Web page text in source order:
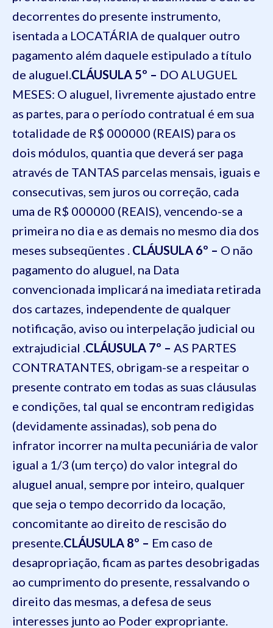
decorrentes do presente instrumento,
isentada a LOCATÁRIA de qualquer outro
pagamento além daquele estipulado a título
de aluguel.CLÁUSULA 5º – DO ALUGUEL
MESES: O aluguel, livremente ajustado entre
as partes, para o período contratual é em sua
totalidade de R$ 000000 (REAIS) para os
dois módulos, quantia que deverá ser paga
através de TANTAS parcelas mensais, iguais e
consecutivas, sem juros ou correção, cada
uma de R$ 000000 (REAIS), vencendo-se a
primeira no dia e as demais no mesmo dia dos
meses subseqüentes . CLÁUSULA 6º – O não
pagamento do aluguel, na Data
convencionada implicará na imediata retirada
dos cartazes, independente de qualquer
notificação, aviso ou interpelação judicial ou
extrajudicial .CLÁUSULA 7º – AS PARTES
CONTRATANTES, obrigam-se a respeitar o
presente contrato em todas as suas cláusulas
e condições, tal qual se encontram redigidas
(devidamente assinadas), sob pena do
infrator incorrer na multa pecuniária de valor
igual a 1/3 (um terço) do valor integral do
aluguel anual, sempre por inteiro, qualquer
que seja o tempo decorrido da locação,
concomitante ao direito de rescisão do
presente.CLÁUSULA 8º – Em caso de
desapropriação, ficam as partes desobrigadas
ao cumprimento do presente, ressalvando o
direito das mesmas, a defesa de seus
interesses junto ao Poder expropriante.